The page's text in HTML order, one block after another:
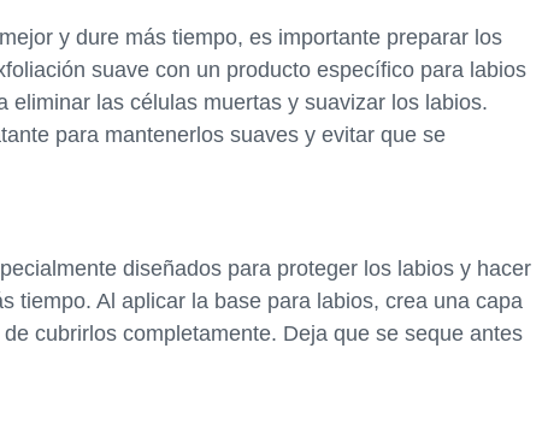
y dure más tiempo, es importante preparar los
suave con un producto específico para labios
eliminar las células muertas y suavizar los labios.
para mantenerlos suaves y evitar que se
diseñados para proteger los labios y hacer
tiempo. Al aplicar la base para labios, crea una capa
cubrirlos completamente. Deja que se seque antes